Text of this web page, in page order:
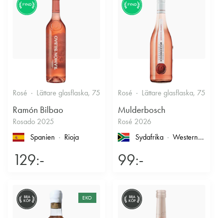
FYND
Rosé Lättare glasflaska, 750ml 12.5% Fruktigt & Smakrikt
Ramón Bilbao
Rosado 2025
Spanien
Rioja
129:-
FYND
Rosé Lättare glasflaska, 750ml
Mulderbosch
Rosé 2026
Sydafrika
Western Cape
99:-
BRA
KÖP
EKO
BRA
KÖP